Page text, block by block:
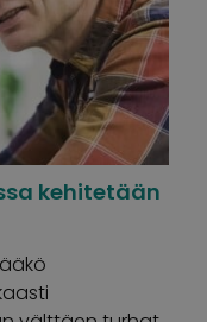
kehitetään